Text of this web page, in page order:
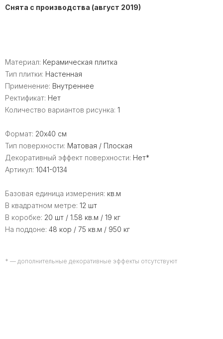
Снята с производства (август 2019)
Материал: Керамическая плитка
Тип плитки: Настенная
Применение: Внутреннее
Ректификат: Нет
Количество вариантов рисунка: 1
Формат: 20x40 см
Тип поверхности: Матовая / Плоская
Декоративный эффект поверхности: Нет*
Артикул: 1041-0134
Базовая единица измерения: кв.м
В квадратном метре: 12 шт
В коробке: 20 шт / 1.58 кв.м / 19 кг
На поддоне: 48 кор / 75 кв.м / 950 кг
* — дополнительные декоративные эффекты отсутствуют